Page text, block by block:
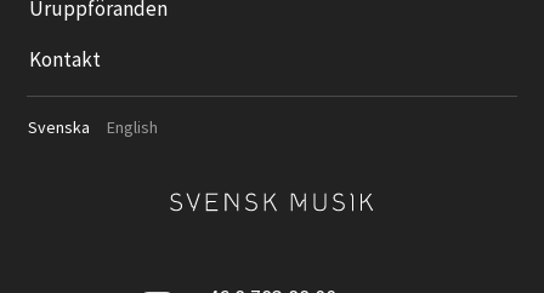
Uruppföranden
Kontakt
Svenska English